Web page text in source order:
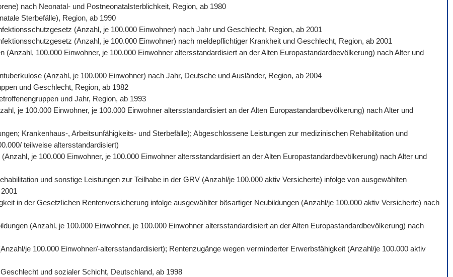
nach Neonatal- und Postneonatalsterblichkeit, Region, ab 1980
Sterbefälle), Region, ab 1990
(Anzahl, je 100.000 Einwohner) nach Jahr und Geschlecht, Region, ab 2001
(Anzahl, je 100.000 Einwohner) nach meldepflichtiger Krankheit und Geschlecht, Region, ab 2001
100.000 Einwohner, je 100.000 Einwohner altersstandardisiert an der Alten Europastandardbevölkerung) nach Alter und
(Anzahl, je 100.000 Einwohner) nach Jahr, Deutsche und Ausländer, Region, ab 2004
und Geschlecht, Region, ab 1982
und Jahr, Region, ab 1993
je 100.000 Einwohner, je 100.000 Einwohner altersstandardisiert an der Alten Europastandardbevölkerung) nach Alter und
Krankenhaus-, Arbeitsunfähigkeits- und Sterbefälle); Abgeschlossene Leistungen zur medizinischen Rehabilitation und
teilweise altersstandardisiert)
je 100.000 Einwohner, je 100.000 Einwohner altersstandardisiert an der Alten Europastandardbevölkerung) nach Alter und
und sonstige Leistungen zur Teilhabe in der GRV (Anzahl/je 100.000 aktiv Versicherte) infolge von ausgewählten
in der Gesetzlichen Rentenversicherung infolge ausgewählter bösartiger Neubildungen (Anzahl/je 100.000 aktiv Versicherte) nach
(Anzahl, je 100.000 Einwohner, je 100.000 Einwohner altersstandardisiert an der Alten Europastandardbevölkerung) nach
je 100.000 Einwohner/-altersstandardisiert); Rentenzugänge wegen verminderter Erwerbsfähigkeit (Anzahl/je 100.000 aktiv
und sozialer Schicht, Deutschland, ab 1998